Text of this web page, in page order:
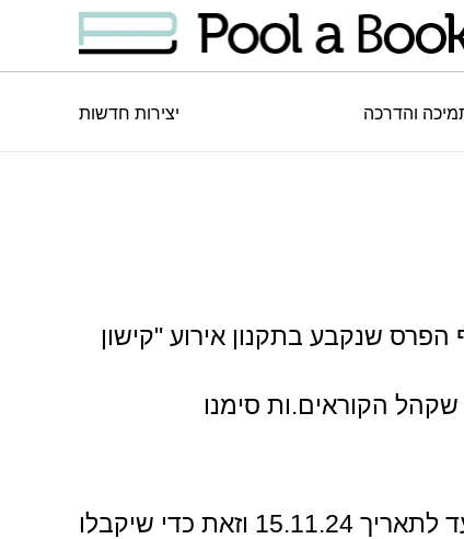
והדרכה יצירות חדשות
נמוך מסף הפרס שנקבע בתקנון אירוע "קישון
עד לתאריך 15.11.24 וזאת כדי שיקבלו